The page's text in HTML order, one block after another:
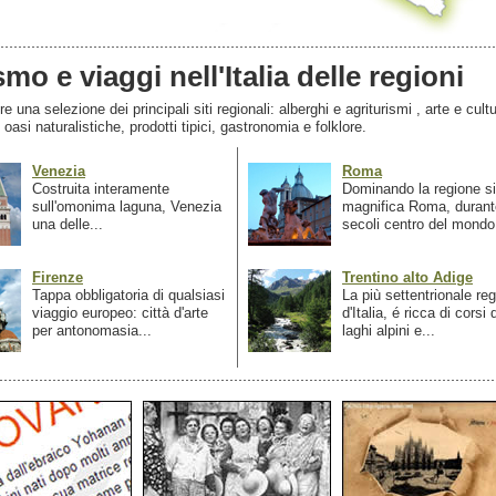
e viaggi nell'Italia delle regioni
una selezione dei principali siti regionali: alberghi e agriturismi , arte e
naturalistiche, prodotti tipici, gastronomia e folklore.
Venezia
Costruita interamente
sull'omonima laguna, Venezia
una delle...
Firenze
Tappa obbligatoria di qualsiasi
viaggio europeo: città d'arte
per antonomasia...
Roma
Dominando la regione
magnifica Roma,
secoli centro del
Trentino alto Adige
La più settentrionale
d'Italia, é ricca di corsi
laghi alpini e...